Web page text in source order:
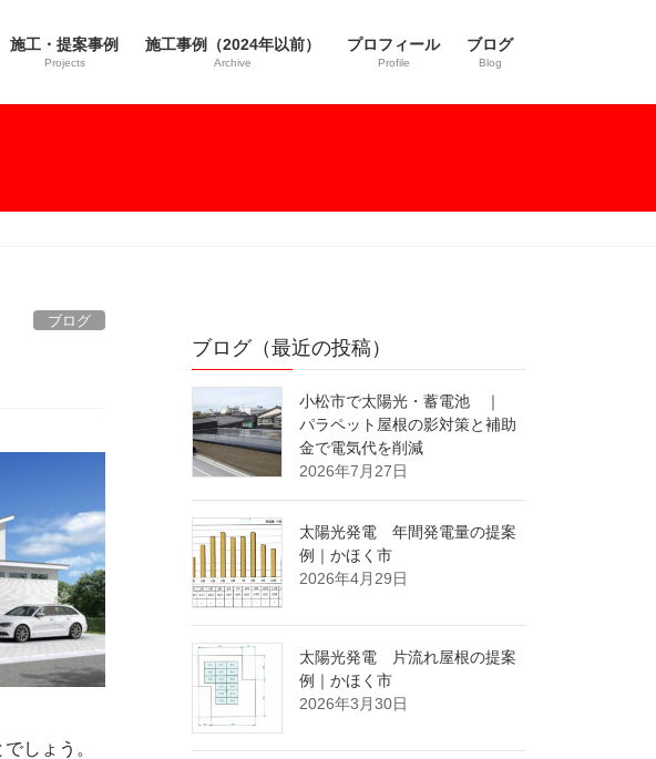
施工・提案事例
Projects
施工事例（2024年以前）
Archive
プロフィール
Profile
ブログ
Blog
ブログ
しょう。
ブログ（最近の投稿）
小松市で太陽光・蓄電池 ｜
パラペット屋根の影対策と補助
金で電気代を削減
2026年7月27日
太陽光発電 年間発電量の提案
例｜かほく市
2026年4月29日
太陽光発電 片流れ屋根の提案
例｜かほく市
2026年3月30日